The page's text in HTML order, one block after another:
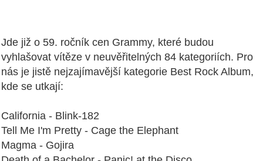
Jde již o 59. ročník cen Grammy, které budou
vyhlašovat vítěze v neuvěřitelných 84 kategoriích. Pro
nás je jistě nejzajímavější kategorie Best Rock Album,
kde se utkají:
California - Blink-182
Tell Me I'm Pretty - Cage the Elephant
Magma - Gojira